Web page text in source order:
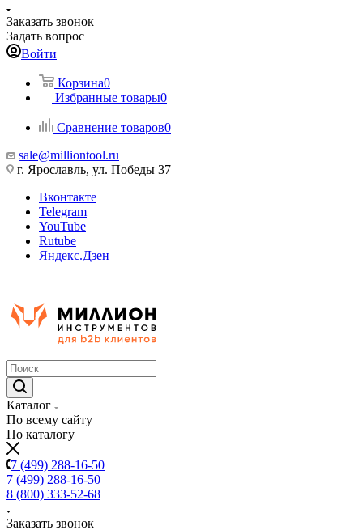
Заказать звонок
Задать вопрос
Войти
Корзина0
Избранные товары0
Сравнение товаров0
sale@milliontool.ru
г. Ярославль, ул. Победы 37
Вконтакте
Telegram
YouTube
Rutube
Яндекс.Дзен
Каталог
По всему сайту
По каталогу
7 (499) 288-16-50
7 (499) 288-16-50
8 (800) 333-52-68
Заказать звонок